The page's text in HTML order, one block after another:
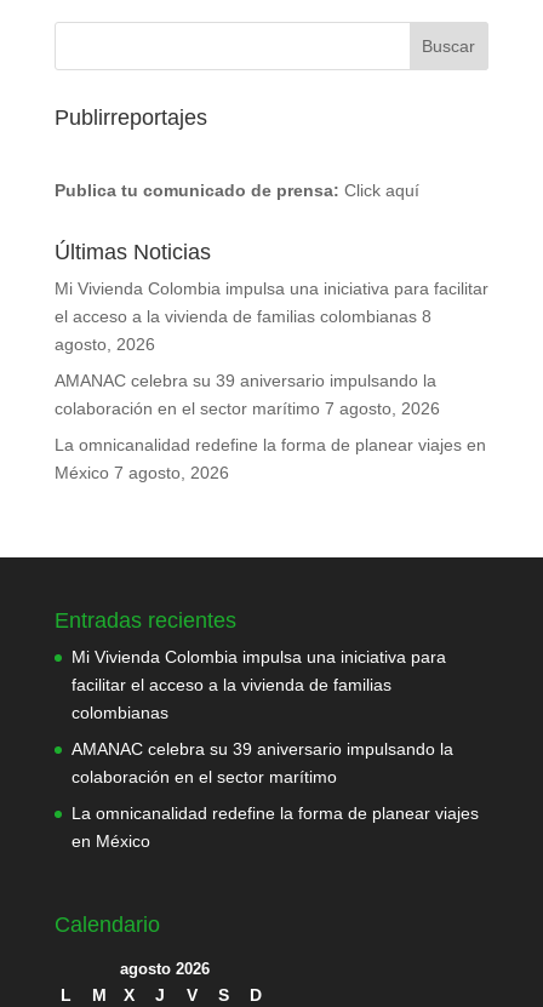
Publirreportajes
Publica tu comunicado de prensa: Click aquí
Últimas Noticias
Mi Vivienda Colombia impulsa una iniciativa para facilitar
el acceso a la vivienda de familias colombianas 8
agosto, 2026
AMANAC celebra su 39 aniversario impulsando la
colaboración en el sector marítimo 7 agosto, 2026
La omnicanalidad redefine la forma de planear viajes en
México 7 agosto, 2026
Entradas recientes
Mi Vivienda Colombia impulsa una iniciativa para
facilitar el acceso a la vivienda de familias
colombianas
AMANAC celebra su 39 aniversario impulsando la
colaboración en el sector marítimo
La omnicanalidad redefine la forma de planear viajes
en México
Calendario
agosto 2026
L M X J V S
D